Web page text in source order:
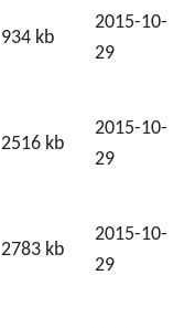
934 kb
2015-10-
29
2516 kb
2015-10-
29
2783 kb
2015-10-
29